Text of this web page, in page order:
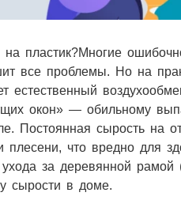
пластик?Многие
все проблемы. Но на
естественный
окон» — обильному
Постоянная сырость на
плесени, что вредно для
за деревянной рамой
сырости в доме.